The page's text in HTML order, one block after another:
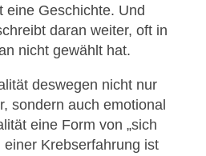
eine Geschichte. Und
daran weiter, oft in
nicht gewählt hat.
deswegen nicht nur
sondern auch emotional
eine Form von „sich
einer Krebserfahrung ist